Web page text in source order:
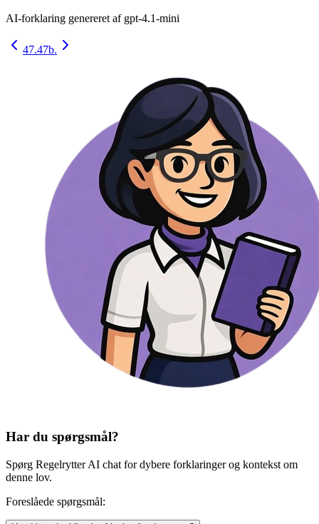
AI-forklaring genereret af gpt-4.1-mini
47.47b.
Har du spørgsmål?
Spørg Regelrytter AI chat for dybere forklaringer og kontekst om
denne lov.
Foreslåede spørgsmål: